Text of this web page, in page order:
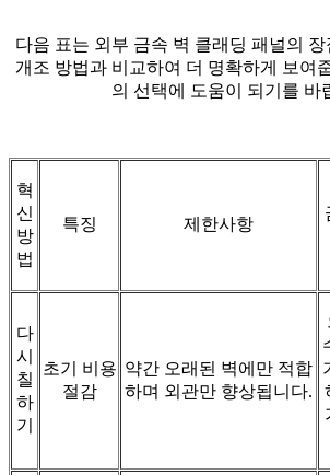
다음 표는 외부 금속 벽 클래딩 패널의
개조 방법과 비교하여 더 명확하게 보여
의 선택에 도움이 되기를 바
혁
신
방
법
특징 제한사항
다
시
칠
하
기
초기 비용
절감
약간 오래된 벽에만 적합
하며 외관만 향상됩니다.